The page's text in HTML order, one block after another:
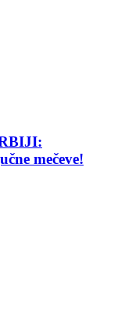
mečeve!